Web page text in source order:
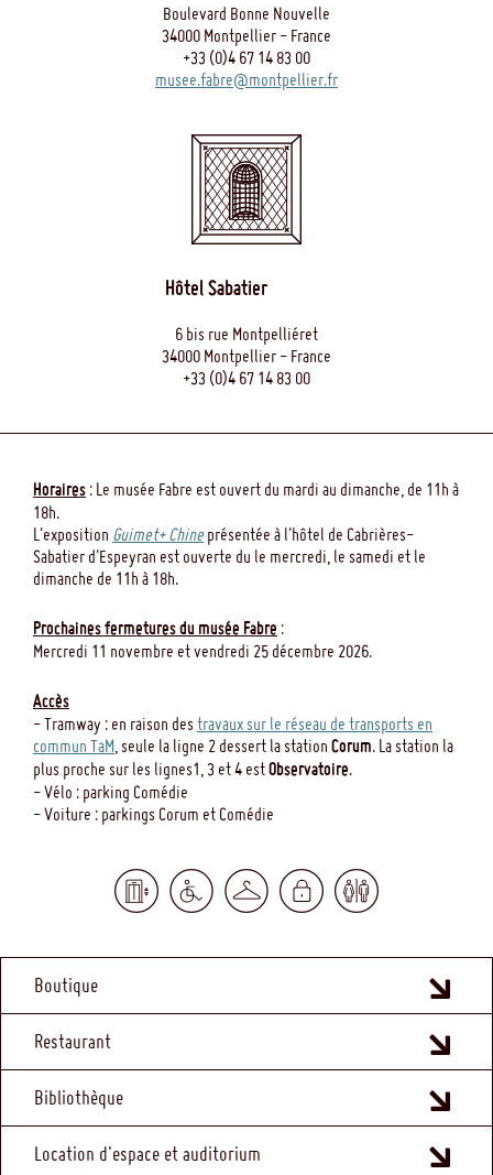
Boulevard Bonne Nouvelle
34000 Montpellier - France
+33 (0)4 67 14 83 00
musee.fabre@montpellier.fr
Hôtel Sabatier
6 bis rue Montpelliéret
34000 Montpellier - France
+33 (0)4 67 14 83 00
Horaires : Le musée Fabre est ouvert du mardi au dimanche, de 11h à
18h.
L'exposition Guimet+ Chineprésentée à l'hôtel de Cabrières-
Sabatier d'Espeyran est ouverte du le mercredi, le samedi et le
dimanche de 11h à 18h.
Prochaines fermetures du musée Fabre :
Mercredi 11 novembre et vendredi 25 décembre 2026.
Accès
- Tramway : en raison des travaux sur le réseau de transports en
commun TaM , seule la ligne 2 dessert la station Corum. La station la
plus proche sur les lignes1, 3 et 4 estObservatoire.
- Vélo : parking Comédie
- Voiture : parkings Corum et Comédie
MENU
FOOTER
Boutique
Restaurant
Bibliothèque
Location d'espace et auditorium